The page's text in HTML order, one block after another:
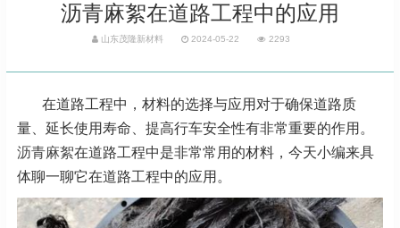
沥青麻絮在道路工程中的应用
山东茂隆新材料 2024-05-22 2293
在道路工程中，材料的选择与应用对于确保道路质
量、延长使用寿命、提高行车安全性有非常重要的作用。
沥青麻絮在道路工程中是非常常用的材料，今天小编来具
体聊一聊它在道路工程中的应用。